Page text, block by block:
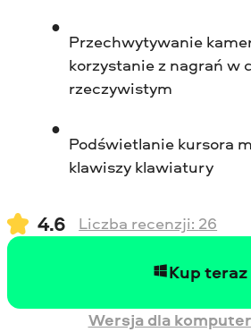
Przechwytywanie
korzystanie z nagrań w
rzeczywistym
Podświetlanie kursora
klawiszy klawiatury
4.6 Liczba recenzji: 26
Kup teraz
Wersja dla